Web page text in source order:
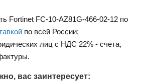
Fortinet FC-10-AZ81G-466-02-12 по
по всей России;
лиц с НДС 22% - счета,
вас заинтересует: